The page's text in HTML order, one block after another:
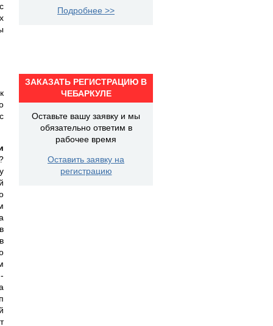
Подробнее >>
ЗАКАЗАТЬ РЕГИСТРАЦИЮ В
ЧЕБАРКУЛЕ
Оставьте вашу заявку и мы
обязательно ответим в
рабочее время
Оставить заявку на
регистрацию